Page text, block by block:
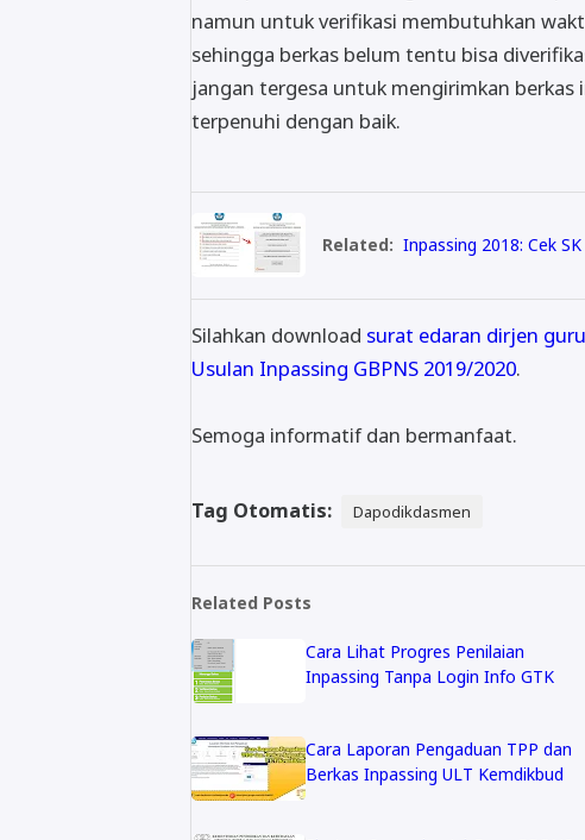
namun untuk verifikasi membutuhkan
sehingga berkas belum tentu bisa
jangan tergesa untuk mengirimkan
terpenuhi dengan baik.
Related: Inpassing 2018: Cek
Silahkan download surat edaran dirjen
Usulan Inpassing GBPNS 2019/2020.
Semoga informatif dan bermanfaat.
Tag Otomatis: Dapodikdasmen
Related Posts
Cara Lihat Progres Penilaian
Inpassing Tanpa Login Info GTK
Cara Laporan Pengaduan TPP dan
Berkas Inpassing ULT Kemdikbud